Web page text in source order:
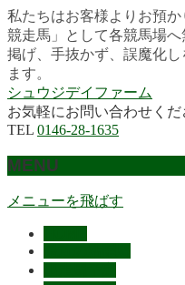
私たちはお客様よりお預
競走馬」として各競馬場
掲げ、手抜かず、誤魔化
ます。
シュウジデイファーム
お気軽にお問い合わせくだ
TEL 0146-28-1635
MENU
メニューを飛ばす